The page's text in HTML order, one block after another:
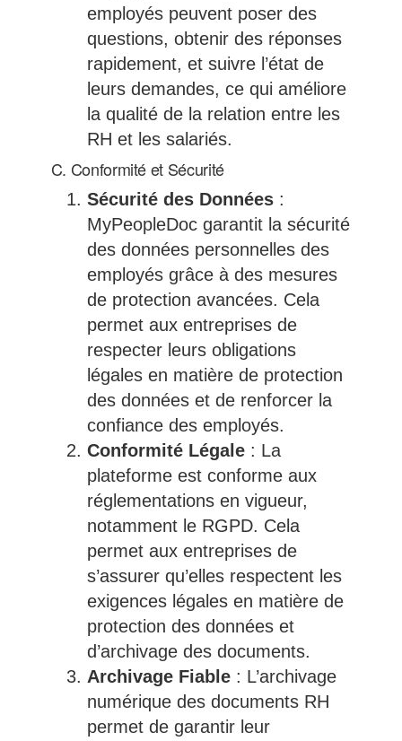
employés peuvent poser des
questions, obtenir des réponses
rapidement, et suivre l’état de
leurs demandes, ce qui améliore
la qualité de la relation entre les
RH et les salariés.
C. Conformité et Sécurité
Sécurité des Données:
MyPeopleDoc garantit la sécurité
des données personnelles des
employés grâce à des mesures
de protection avancées. Cela
permet aux entreprises de
respecter leurs obligations
légales en matière de protection
des données et de renforcer la
confiance des employés.
Conformité Légale: La
plateforme est conforme aux
réglementations en vigueur,
notamment le RGPD. Cela
permet aux entreprises de
s’assurer qu’elles respectent les
exigences légales en matière de
protection des données et
d’archivage des documents.
Archivage Fiable: L’archivage
numérique des documents RH
permet de garantir leur